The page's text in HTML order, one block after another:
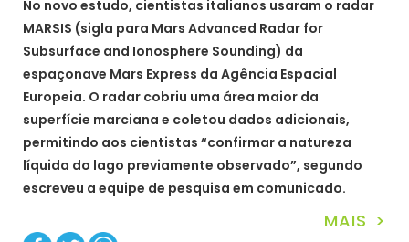
No novo estudo, cientistas italianos usaram o radar
MARSIS (sigla para Mars Advanced Radar for
Subsurface and Ionosphere Sounding) da
espaçonave Mars Express da Agência Espacial
Europeia. O radar cobriu uma área maior da
superfície marciana e coletou dados adicionais,
permitindo aos cientistas “confirmar a natureza
líquida do lago previamente observado”, segundo
escreveu a equipe de pesquisa em comunicado.
MAIS >